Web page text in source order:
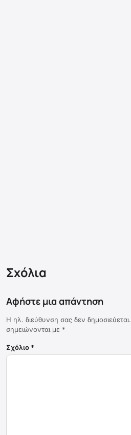
Σχόλια
Αφήστε μια απάντηση
Η ηλ. διεύθυνση σας δεν δημοσιεύεται.
σημειώνονται με *
Σχόλιο *